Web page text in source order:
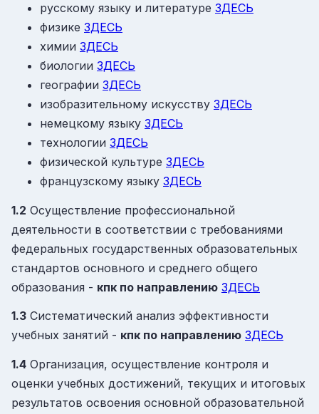
русскому языку и литературе ЗДЕСЬ
физике ЗДЕСЬ
химии ЗДЕСЬ
биологии ЗДЕСЬ
географии ЗДЕСЬ
изобразительному искусству ЗДЕСЬ
немецкому языку ЗДЕСЬ
технологии ЗДЕСЬ
физической культуре ЗДЕСЬ
французскому языку ЗДЕСЬ
1.2 Осуществление профессиональной
деятельности в соответствии с требованиями
федеральных государственных образовательных
стандартов основного и среднего общего
образования - кпк по направлению ЗДЕСЬ
1.3 Систематический анализ эффективности
учебных занятий - кпк по направлению ЗДЕСЬ
1.4 Организация, осуществление контроля и
оценки учебных достижений, текущих и итоговых
результатов освоения основной образовательной